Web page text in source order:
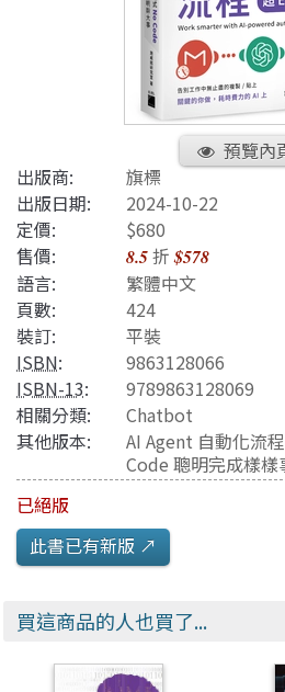
預覽內
出版商:
旗標
出版日期:
2024-10-22
定價:
$680
售價:
8.5折$578
語言:
繁體中文
頁數:
424
裝訂:
平裝
ISBN:
9863128066
ISBN-13:
9789863128069
相關分類:
Chatbot
其他版本:
AI Agent 自動化流
Code 聰明完成樣樣
已絕版
此書已有新版 ↗️
買這商品的人也買了...